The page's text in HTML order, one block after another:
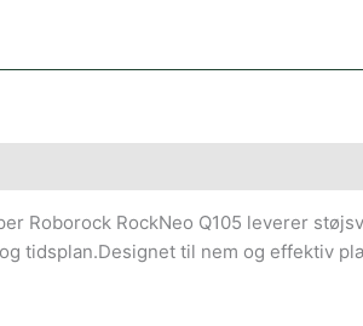
Roborock RockNeo Q105 leverer
tidsplan.Designet til nem og effektiv